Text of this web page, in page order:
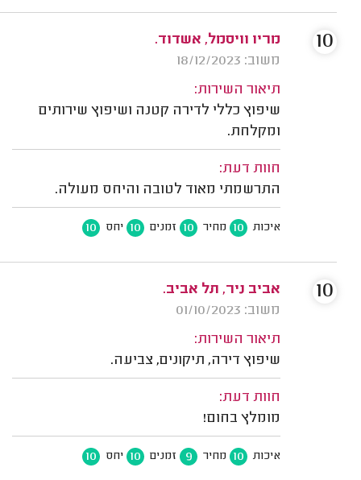
מריו וויסמל, אשדוד.
משוב: 18/12/2023
תיאור השירות:
שיפוץ כללי לדירה קטנה ושיפוץ שירותים
ומקלחת.
חוות דעת:
התרשמתי מאוד לטובה והיחס מעולה.
איכות 10 מחיר 10 זמנים 10 יחס 10
10
אביב ניר, תל אביב.
משוב: 01/10/2023
תיאור השירות:
שיפוץ דירה, תיקונים, צביעה.
חוות דעת:
מומלץ בחום!
איכות 10 מחיר 9 זמנים 10 יחס 10
10